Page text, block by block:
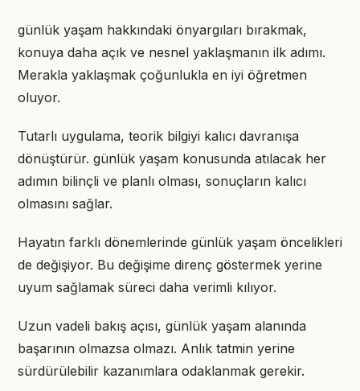
günlük yaşam hakkındaki önyargıları bırakmak,
konuya daha açık ve nesnel yaklaşmanın ilk adımı.
Merakla yaklaşmak çoğunlukla en iyi öğretmen
oluyor.
Tutarlı uygulama, teorik bilgiyi kalıcı davranışa
dönüştürür. günlük yaşam konusunda atılacak her
adımın bilinçli ve planlı olması, sonuçların kalıcı
olmasını sağlar.
Hayatın farklı dönemlerinde günlük yaşam öncelikleri
de değişiyor. Bu değişime direnç göstermek yerine
uyum sağlamak süreci daha verimli kılıyor.
Uzun vadeli bakış açısı, günlük yaşam alanında
başarının olmazsa olmazı. Anlık tatmin yerine
sürdürülebilir kazanımlara odaklanmak gerekir.